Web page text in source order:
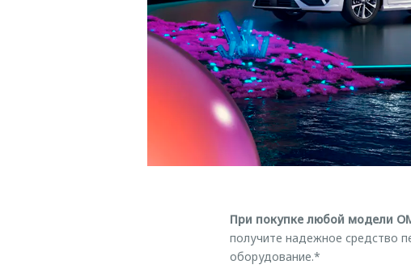
При покупке любой модели
получите надежное средство
оборудование.*